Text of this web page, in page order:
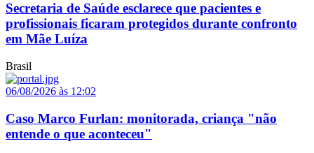
Secretaria de Saúde esclarece que pacientes e
profissionais ficaram protegidos durante confronto
em Mãe Luíza
Brasil
06/08/2026 às 12:02
Caso Marco Furlan: monitorada, criança "não
entende o que aconteceu"